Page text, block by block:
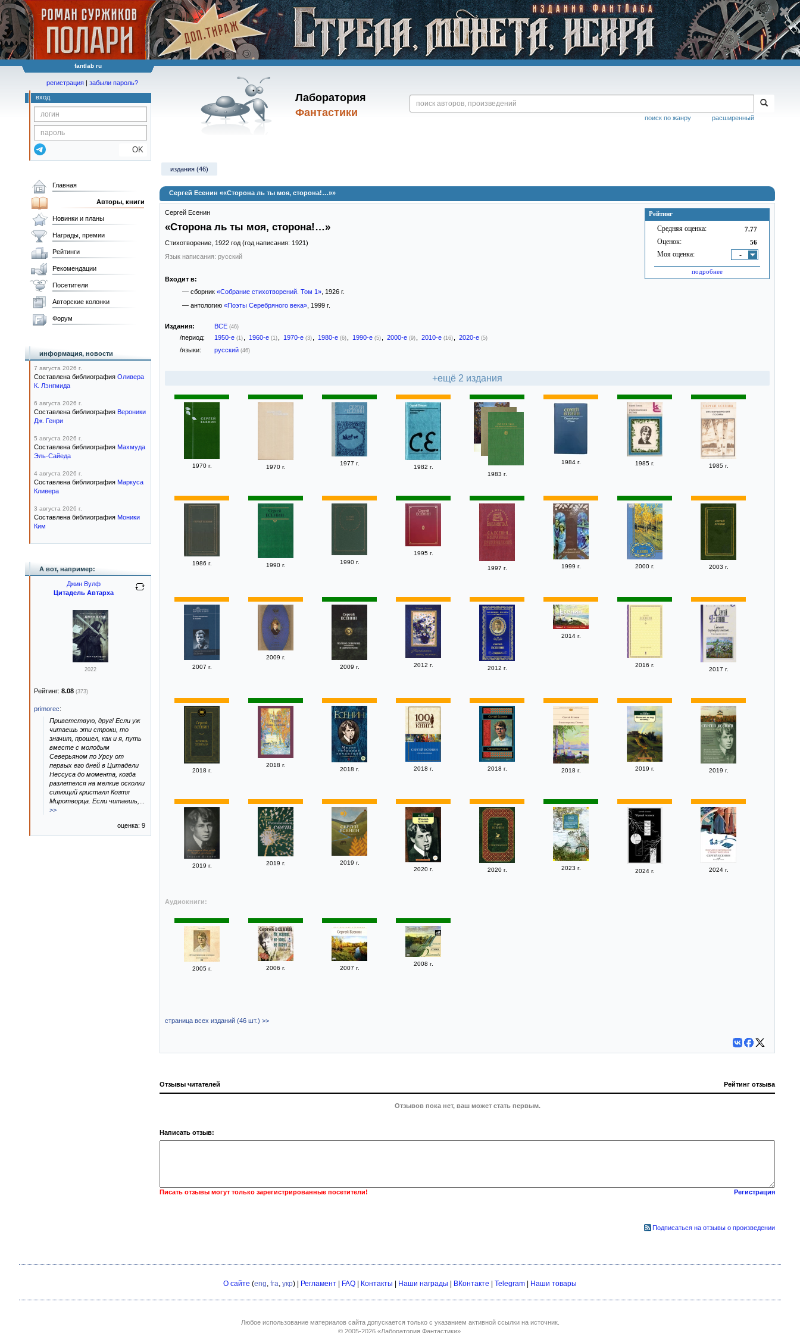
fantlab ru
Лаборатория
Фантастики
расширенный
поиск по жанру
регистрация | забыли пароль?
вход
OK
издания (46)
Сергей Есенин ««Сторона ль ты моя, сторона!…»»
Рейтинг
Средняя оценка: 7.77
Оценок: 56
Моя оценка: -
подробнее
Сергей Есенин
«Сторона ль ты моя, сторона!…»
Стихотворение, 1922 год (год написания: 1921)
Язык написания: русский
Входит в:
— сборник «Собрание стихотворений. Том 1», 1926 г.
— антологию «Поэты Серебряного века», 1999 г.
Издания: ВСЕ (46)
/период: 1950-е (1) 1960-е (1) 1970-е (3) 1980-е (6) 1990-е (5) 2000-е (9) 2010-е (16) 2020-е (5)
/языки: русский (46)
+ещё 2 издания
1970 г. 1970 г.
1977 г.
1982 г.
1983 г.
1984 г. 1985 г. 1985 г.
1986 г. 1990 г. 1990 г.
1995 г.
1997 г. 1999 г. 2000 г. 2003 г.
2007 г.
2009 г.
2009 г.
2012 г. 2012 г.
2014 г.
2016 г.
2017 г.
2018 г.
2018 г.
2018 г. 2018 г. 2018 г. 2018 г. 2019 г. 2019 г.
2019 г. 2019 г.
2019 г.
2020 г.
2020 г. 2023 г. 2024 г. 2024 г.
Аудиокниги:
2005 г. 2006 г. 2007 г.
2008 г.
страница всех изданий (46 шт.) >>
Отзывы читателей Рейтинг отзыва
Отзывов пока нет, ваш может стать первым.
Написать отзыв:
Писать отзывы могут только зарегистрированные посетители! Регистрация
Подписаться на отзывы о произведении
Главная
Авторы, книги
Новинки и планы
Награды, премии
Рейтинги
Рекомендации
Посетители
Авторские колонки
Форум
информация, новости
7 августа 2026 г.
Составлена библиография Оливера
К. Лэнгмида
6 августа 2026 г.
Составлена библиография Вероники
Дж. Генри
5 августа 2026 г.
Составлена библиография Махмуда
Эль-Сайеда
4 августа 2026 г.
Составлена библиография Маркуса
Кливера
3 августа 2026 г.
Составлена библиография Моники
Ким
А вот, например:
Джин Вулф
Цитадель Автарха
2022
Рейтинг: 8.08 (373)
primorec:
Приветствую, друг! Если уж
читаешь эти строки, то
значит, прошел, как и я, путь
вместе с молодым
Северьяном по Урсу от
первых его дней в Цитадели
Нессуса до момента, когда
разлетелся на мелкие осколки
сияющий кристалл Когтя
Миротворца. Если читаешь,
>>
оценка: 9
О сайте (eng, fra, укр) | Регламент FAQ Контакты Наши награды ВКонтакте Telegram Наши товары
Любое использование материалов сайта допускается только с указанием активной ссылки на источник.
© 2005-2026 «Лаборатория Фантастики».